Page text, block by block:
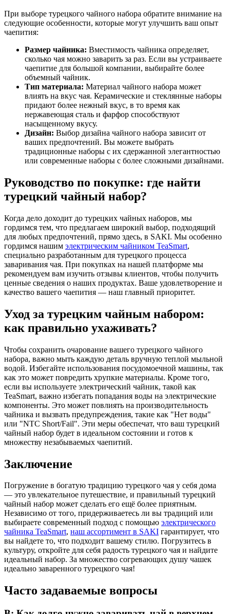
При выборе турецкого чайного набора обратите внимание на
следующие особенности, которые могут улучшить ваш опыт
чаепития:
Размер чайника: Вместимость чайника определяет,
сколько чая можно заварить за раз. Если вы устраиваете
чаепитие для большой компании, выбирайте более
объемный чайник.
Тип материала: Материал чайного набора может
влиять на вкус чая. Керамические и стеклянные наборы
придают более нежный вкус, в то время как
нержавеющая сталь и фарфор способствуют
насыщенному вкусу.
Дизайн: Выбор дизайна чайного набора зависит от
ваших предпочтений. Вы можете выбрать
традиционные наборы с их сдержанной элегантностью
или современные наборы с более сложными дизайнами.
Руководство по покупке: где найти
турецкий чайный набор?
Когда дело доходит до турецких чайных наборов, мы
гордимся тем, что предлагаем широкий выбор, подходящий
для любых предпочтений, прямо здесь, в SAKI. Мы особенно
гордимся нашим электрическим чайником TeaSmart,
специально разработанным для турецкого процесса
заваривания чая. При покупках на нашей платформе мы
рекомендуем вам изучить отзывы клиентов, чтобы получить
ценные сведения о наших продуктах. Ваше удовлетворение и
качество вашего чаепития — наш главный приоритет.
Уход за турецким чайным набором:
как правильно ухаживать?
Чтобы сохранить очарование вашего турецкого чайного
набора, важно мыть каждую деталь вручную теплой мыльной
водой. Избегайте использования посудомоечной машины, так
как это может повредить хрупкие материалы. Кроме того,
если вы используете электрический чайник, такой как
TeaSmart, важно избегать попадания воды на электрические
компоненты. Это может повлиять на производительность
чайника и вызвать предупреждения, такие как "Нет воды"
или "NTC Short/Fail". Эти меры обеспечат, что ваш турецкий
чайный набор будет в идеальном состоянии и готов к
множеству незабываемых чаепитий.
Заключение
Погружение в богатую традицию турецкого чая у себя дома
— это увлекательное путешествие, и правильный турецкий
чайный набор может сделать его ещё более приятным.
Независимо от того, придерживаетесь ли вы традиций или
выбираете современный подход с помощью электрического
чайника TeaSmart, наш ассортимент в SAKI гарантирует, что
вы найдете то, что подходит вашему стилю. Погрузитесь в
культуру, откройте для себя радость турецкого чая и найдите
идеальный набор. За множество согревающих душу чашек
идеально заваренного турецкого чая!
Часто задаваемые вопросы